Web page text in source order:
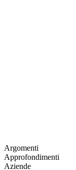
Argomenti
Approfondimenti
Aziende